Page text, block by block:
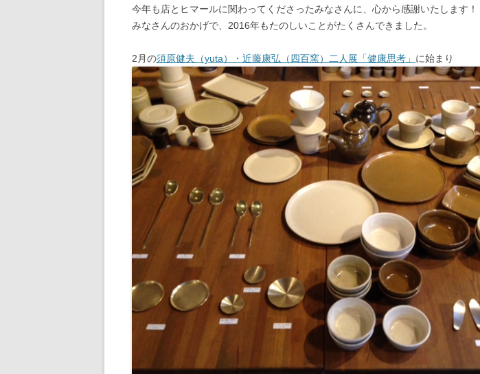
今年も店とヒマールに関わってくださったみなさんに、心から感謝いたします！
みなさんのおかげで、2016年もたのしいことがたくさんできました。
2月の須原健夫（yuta）・近藤康弘（四百窯）二人展「健康思考」 に始まり